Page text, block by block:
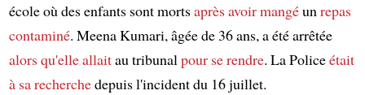
école où des enfants sont mortsaprès avoir mangéunrepas
contaminé. Meena Kumari, âgée de 36 ans, a été arrêtée
alors qu'elle allaitau tribunalpour se rendre. La Policeétait
à sa recherchedepuis l'incident du 16 juillet.